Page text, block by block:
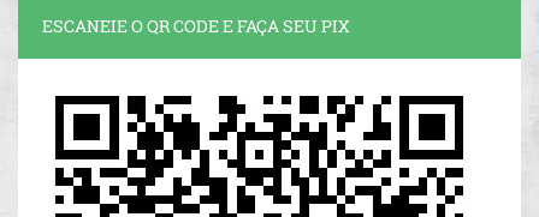
ESCANEIE O QR CODE E FAÇA SEU PIX